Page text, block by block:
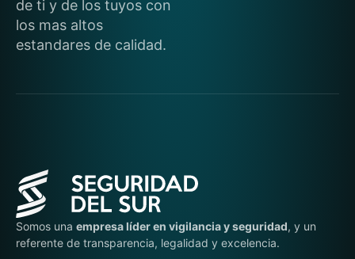
de ti y de los tuyos con
los mas altos
estandares de calidad.
Somos una empresa líder en vigilancia y seguridad, y un
referente de transparencia, legalidad y excelencia.